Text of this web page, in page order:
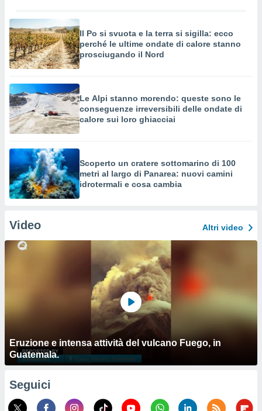
Il Po si svuota e la terra si sigilla: ecco
perché le ultime ondate di calore stanno
prosciugando il Nord
Le Alpi stanno morendo: queste sono le
conseguenze irreversibili delle ondate di
calore sui loro ghiacciai
Scoperto un cratere sottomarino di 100
metri al largo di Panarea: nuovi camini
idrotermali e cosa cambia
Video Altri video
Eruzione e intensa attività del vulcano Fuego, in
Guatemala.
Seguici